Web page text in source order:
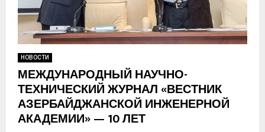
НОВОСТИ
МЕЖДУНАРОДНЫЙ НАУЧНО-
ТЕХНИЧЕСКИЙ ЖУРНАЛ «ВЕСТНИК
АЗЕРБАЙДЖАНСКОЙ ИНЖЕНЕРНОЙ
АКАДЕМИИ» — 10 ЛЕТ